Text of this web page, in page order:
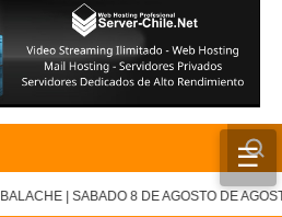
☰
| SABADO 8 DE AGOSTO DE